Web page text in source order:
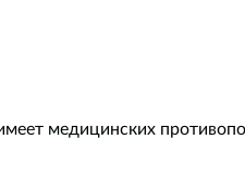
медицинских